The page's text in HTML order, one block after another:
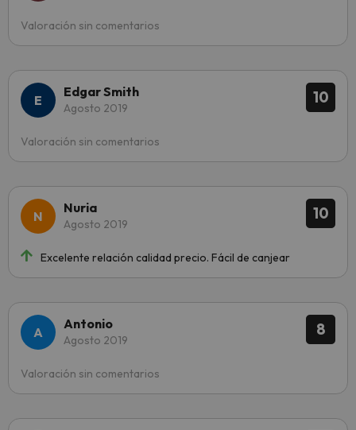
Valoración sin comentarios
10
Edgar Smith
Agosto 2019
Valoración sin comentarios
10
Nuria
Agosto 2019
Excelente relación calidad precio. Fácil de canjear
8
Antonio
Agosto 2019
Valoración sin comentarios